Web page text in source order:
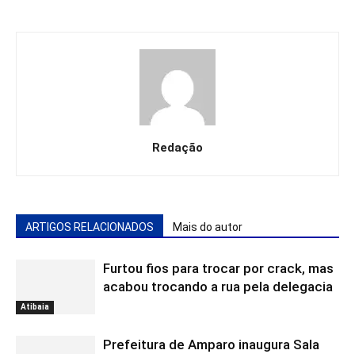
Redação
ARTIGOS RELACIONADOS Mais do autor
Atibaia
Furtou fios para trocar por crack, mas
acabou trocando a rua pela delegacia
Prefeitura de Amparo inaugura Sala